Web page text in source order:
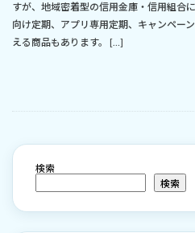
すが、地域密着型の信用金庫・信用組合
向け定期、アプリ専用定期、キャンペー
える商品もあります。 […]
検索
検索